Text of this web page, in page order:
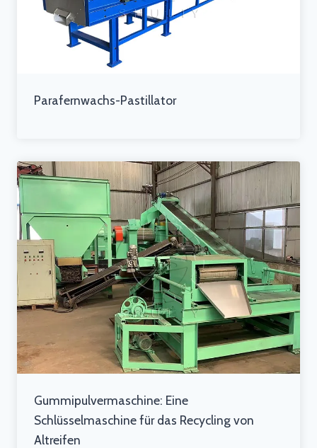
Parafernwachs-Pastillator
Gummipulvermaschine: Eine
Schlüsselmaschine für das Recycling von
Altreifen